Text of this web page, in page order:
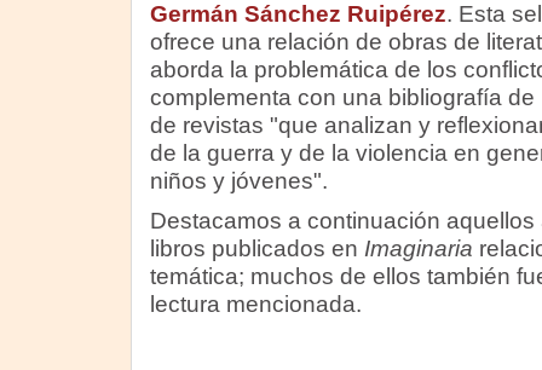
Germán Sánchez Ruipérez. Esta
ofrece una relación de obras de
aborda la problemática de los
complementa con una bibliografía
de revistas "que analizan y
de la guerra y de la violencia en
niños y jóvenes".
Destacamos a continuación
libros publicados en Imaginaria
temática; muchos de ellos también
lectura mencionada.